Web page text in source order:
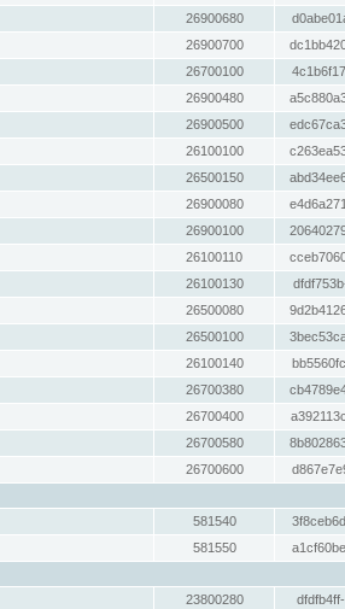
26900680
26900700
26700100
26900480
26900500
26100100
26500150
26900080
26900100
26100110
26100130
26500080
26500100
26100140
26700380
26700400
26700580
26700600
581540
581550
23800280